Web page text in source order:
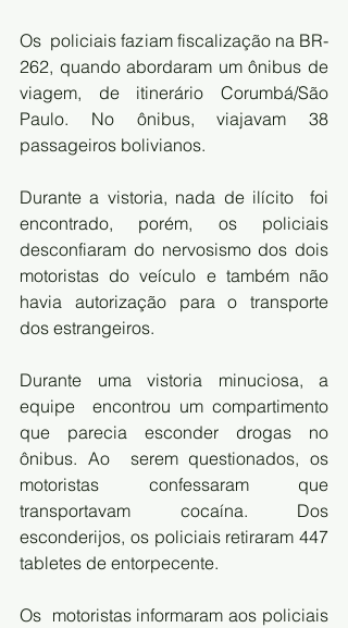
Os  policiais faziam fiscalização na BR-
262, quando abordaram um ônibus de
viagem, de itinerário Corumbá/São
Paulo. No ônibus, viajavam 38
passageiros bolivianos.
Durante a vistoria, nada de ilícito  foi
encontrado, porém, os policiais
desconfiaram do nervosismo dos dois
motoristas do veículo e também não
havia autorização para o transporte
dos estrangeiros.
Durante uma vistoria minuciosa, a
equipe  encontrou um compartimento
que parecia esconder drogas no
ônibus. Ao  serem questionados, os
motoristas confessaram que
transportavam cocaína. Dos
esconderijos, os policiais retiraram 447
tabletes de entorpecente.
Os  motoristas informaram aos policiais